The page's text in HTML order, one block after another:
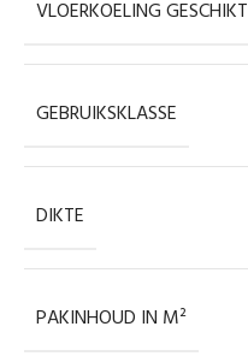
VLOERKOELING GESCHIKT
GEBRUIKSKLASSE
DIKTE
PAKINHOUD IN M²